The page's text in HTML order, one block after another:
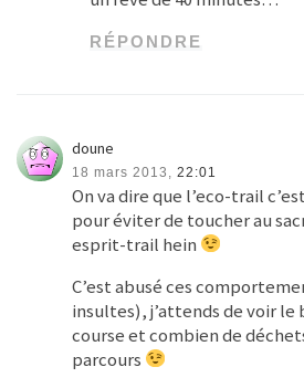
RÉPONDRE
doune
18 mars 2013, 22:01
On va dire que l’eco-trail
pour éviter de toucher au
esprit-trail hein
C’est abusé ces
insultes), j’attends de voir le
course et combien de
parcours